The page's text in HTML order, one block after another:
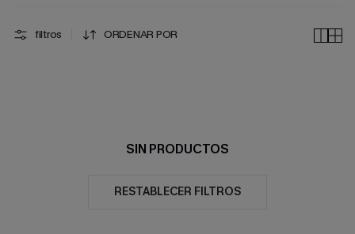
filtros ORDENAR POR
SIN PRODUCTOS
RESTABLECER FILTROS